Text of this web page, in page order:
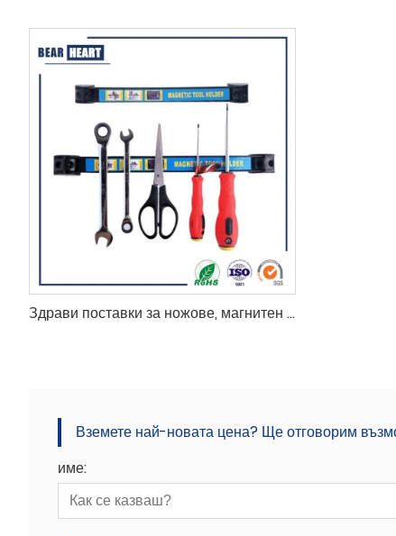
Здрави поставки за ножове, магнитен държач за инструменти
Вземете най-новата цена? Ще отговорим
име: